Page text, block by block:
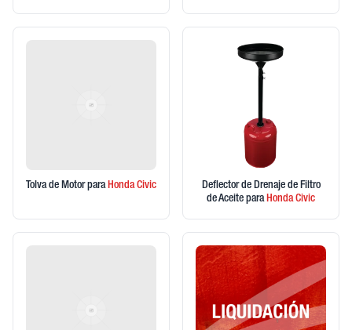
Tolva de Motor paraHondaCivic
Deflector de Drenaje de Filtro
de Aceite paraHondaCivic